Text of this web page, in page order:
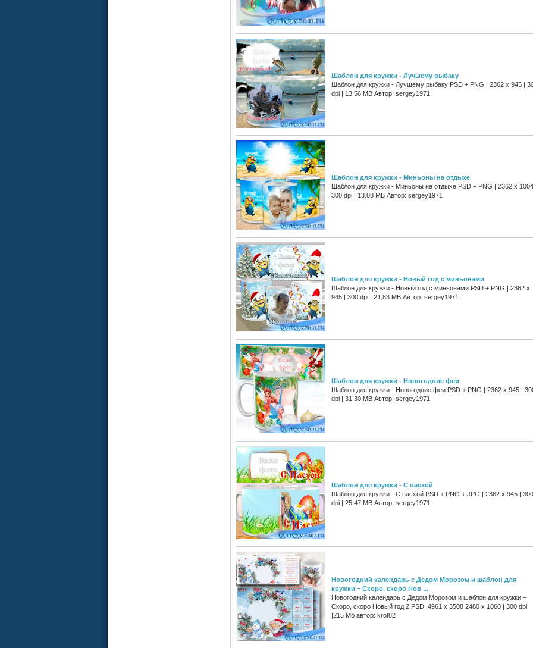
Шаблон для кружки - Лучшему рыбаку
Шаблон для кружки - Лучшему рыбаку PSD + PNG | 2362 x 945 |
dpi | 13.56 MB Автор: sergey1971
Шаблон для кружки - Миньоны на отдыхе
Шаблон для кружки - Миньоны на отдыхе PSD + PNG | 2362 x
300 dpi | 13.08 MB Автор: sergey1971
Шаблон для кружки - Новый год с миньонами
Шаблон для кружки - Новый год с миньонами PSD + PNG | 2362 x
945 | 300 dpi | 21,83 MB Автор: sergey1971
Шаблон для кружки - Новогодние феи
Шаблон для кружки - Новогодние феи PSD + PNG | 2362 x 945 |
dpi | 31,30 MB Автор: sergey1971
Шаблон для кружки - С пасхой
Шаблон для кружки - С пасхой PSD + PNG + JPG | 2362 x 945 | 300
dpi | 25,47 MB Автор: sergey1971
Новогодний календарь с Дедом Морозом и шаблон для
кружки – Скоро, скоро Нов ...
Новогодний календарь с Дедом Морозом и шаблон для кружки –
Скоро, скоро Новый год 2 PSD |4961 x 3508 2480 x 1060 | 300 dpi
|215 Мб автор: krot82